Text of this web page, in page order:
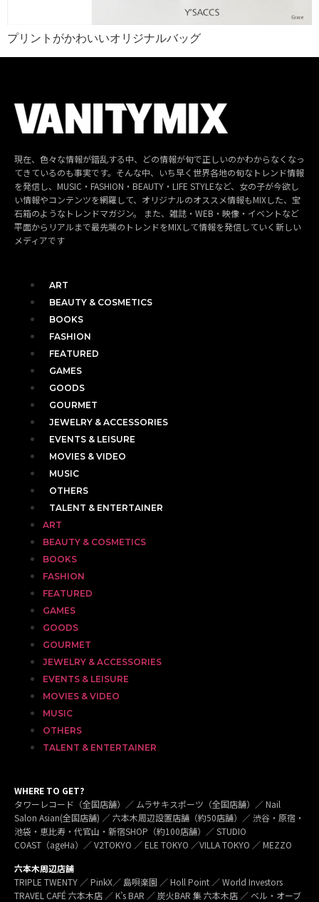
プリントがかわいいオリジナルバッグ
現在、色々な情報が錯乱する中、どの情報が旬で正しいのかわからなくなっ
てきているのも事実です。そんな中、いち早く世界各地の旬なトレンド情報
を発信し、MUSIC・FASHION・BEAUTY・LIFE STYLEなど、女の子が今欲し
い情報やコンテンツを網羅して、オリジナルのオススメ情報もMIXした、宝
石箱のようなトレンドマガジン。 また、雑誌・WEB・映像・イベントなど
平面からリアルまで最先端のトレンドをMIXして情報を発信していく新しい
メディアです
ART
BEAUTY & COSMETICS
BOOKS
FASHION
FEATURED
GAMES
GOODS
GOURMET
JEWELRY & ACCESSORIES
EVENTS & LEISURE
MOVIES & VIDEO
MUSIC
OTHERS
TALENT & ENTERTAINER
ART
BEAUTY & COSMETICS
BOOKS
FASHION
FEATURED
GAMES
GOODS
GOURMET
JEWELRY & ACCESSORIES
EVENTS & LEISURE
MOVIES & VIDEO
MUSIC
OTHERS
TALENT & ENTERTAINER
WHERE TO GET?
タワーレコード（全国店舗）／ ムラサキスポーツ（全国店舗）／ Nail
Salon Asian(全国店舗) ／ 六本木周辺設置店舗（約50店舗）／ 渋谷・原宿・
池袋・恵比寿・代官山・新宿SHOP（約100店舗）／ STUDIO
COAST（ageHa）／ V2TOKYO ／ ELE TOKYO ／VILLA TOKYO ／ MEZZO
六本木周辺店舗
TRIPLE TWENTY ／ PinkX／ 島唄楽園 ／ Holl Point ／ World Investors
TRAVEL CAFÉ 六本木店 ／ K’s BAR ／ 炭火BAR 集 六本木店 ／ ベル・オーブ